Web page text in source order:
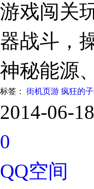
游戏闯关
器战斗，
神秘能源
标签： 街机页游 疯狂的
2014-06-
0
QQ空间